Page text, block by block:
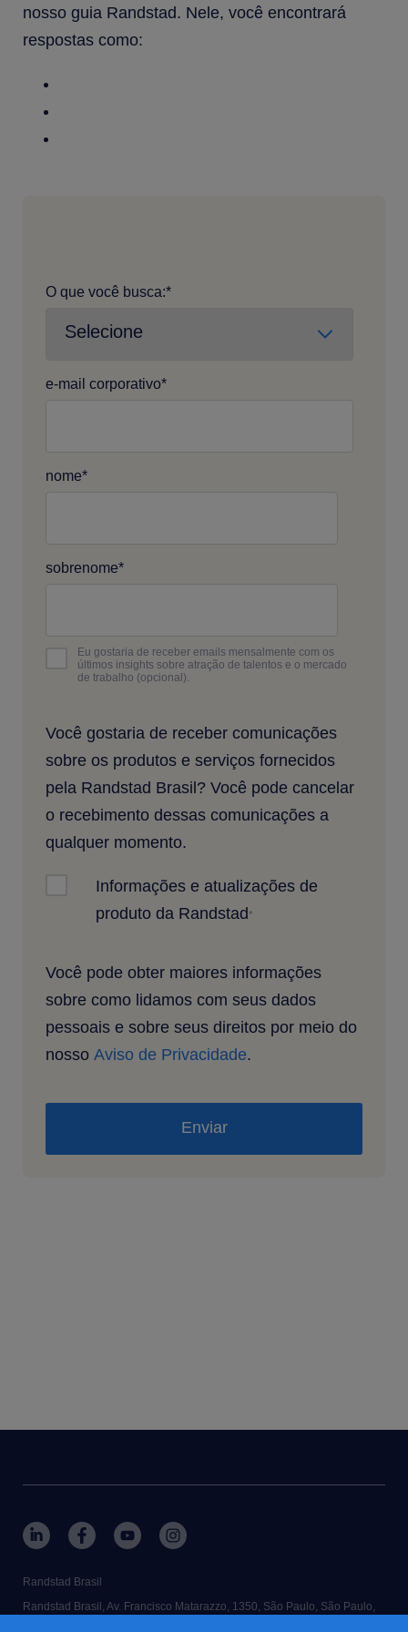
nosso guia Randstad. Nele, você encontrará
respostas como:
O que você busca:*
e-mail corporativo*
nome*
sobrenome*
Eu gostaria de receber emails mensalmente com os
últimos insights sobre atração de talentos e o mercado
de trabalho (opcional).
Você gostaria de receber comunicações
sobre os produtos e serviços fornecidos
pela Randstad Brasil? Você pode cancelar
o recebimento dessas comunicações a
qualquer momento.
Informações e atualizações de
produto da Randstad*
Você pode obter maiores informações
sobre como lidamos com seus dados
pessoais e sobre seus direitos por meio do
nosso Aviso de Privacidade.
Randstad Brasil
Randstad Brasil, Av. Francisco Matarazzo, 1350, São Paulo, São Paulo,